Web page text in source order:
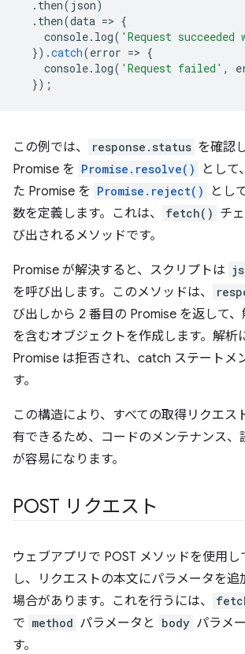
. then( json)
. then(data => {
console. log( 'Request succeeded
}).catch(error => {
console. log( 'Request failed' ,
});
この例では、 response.status を確認
Promise を Promise.resolve()
として
た Promise を Promise.reject() とし
数を定義します。これは、
fetch() チ
び出されるメソッドです。
Promise が解決すると、スクリプトは
を呼び出します。このメソッドは、
び出しから 2 番目の Promise を返して
を含むオブジェクトを作成します。解析
Promise は拒否され、catch ステートメ
す。
この構造により、すべての取得リクエス
有できるため、コードのメンテナンス、
が容易になります。
POST リクエスト
ウェブアプリで POST メソッドを使用し
し、リクエストの本文にパラメータを追
場合があります。これを行うには、
で method パラメータと body パラメ
す。